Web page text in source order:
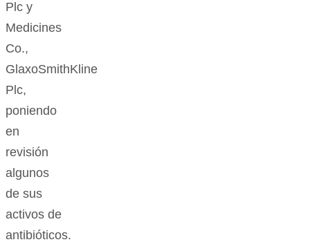
Plc y
Medicines
Co.,
GlaxoSmithKline
Plc,
poniendo
en
revisión
algunos
de sus
activos de
antibióticos.